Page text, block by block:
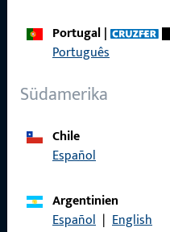
Portugal|
Português
Südamerika
Chile
Español
Argentinien
Español | English